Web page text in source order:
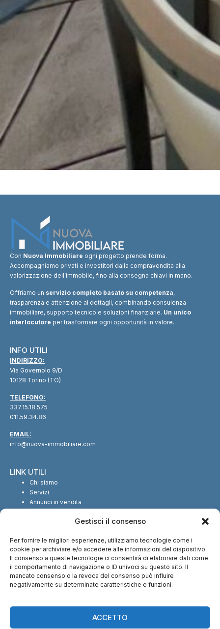
Gestisci il consenso
Per fornire le migliori esperienze, utilizziamo tecnologie come i
cookie per archiviare e/o accedere alle informazioni del dispositivo.
Il consenso a queste tecnologie ci consentirà di elaborare dati come
il comportamento di navigazione o ID univoci su questo sito. Il
mancato consenso o la revoca del consenso può influire
negativamente su determinate caratteristiche e funzioni.
ACCETTO
Con Nuova Immobiliare ogni progetto prende forma.
Accompagniamo privati e investitori dalla compravendita alla
valorizzazione dell’immobile, fino alla consegna chiavi in mano.
Offriamo un servizio completo basato su competenza,
trasparenza e attenzione ai dettagli, combinando consulenza
immobiliare, supporto tecnico e soluzioni finanziarie. Un unico
interlocutore per trasformare ogni opportunità in valore.
INFO UTILI
INDIRIZZO:
Via Governolo 9/D
10128 Torino (TO)
TELEFONO:
337.15.18.575
011.59.34.86
EMAIL:
info@nuova-immobiliare.com
LINK UTILI
Chi siamo
Servizi
Annunci in vendita
SEGUICI SUI SOCIAL
CI TROVI ANCHE SU: